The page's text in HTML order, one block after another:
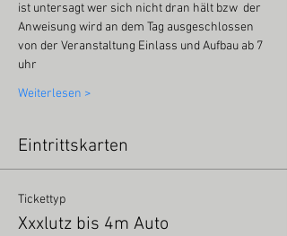
ist untersagt wer sich nicht dran hält bzw  der
Anweisung wird an dem Tag ausgeschlossen
von der Veranstaltung Einlass und Aufbau ab 7
uhr
Weiterlesen >
Eintrittskarten
Tickettyp
Xxxlutz bis 4m Auto